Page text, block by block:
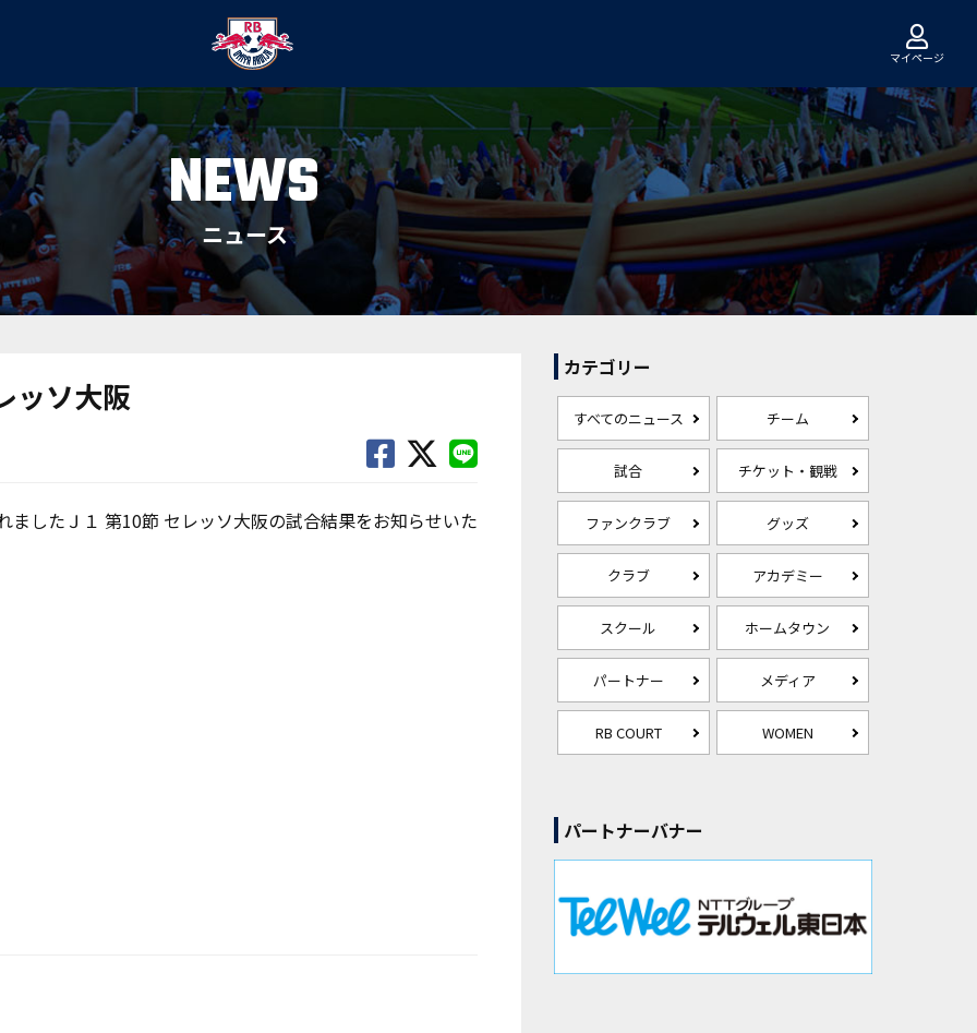
マイページ
NEWS
ニュース
ッソ大阪
ましたＪ１ 第10節 セレッソ大阪の試合結果をお知らせいた
カテゴリー
すべてのニュース チーム
試合 チケット・観戦
ファンクラブ グッズ
クラブ アカデミー
スクール ホームタウン
パートナー メディア
RB COURT WOMEN
パートナーバナー